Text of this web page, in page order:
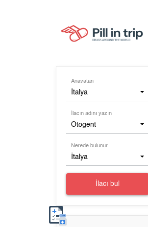
Anavatan
İtalya
İlacın adını yazın
Otogent
Nerede bulunur
İtalya
İlacı bul